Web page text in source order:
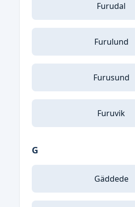
Furudal
Furulund
Furusund
Furuvik
G
Gäddede